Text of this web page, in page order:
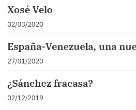
Xosé Velo
02/03/2020
España-Venezuela, una
27/01/2020
¿Sánchez fracasa?
02/12/2019